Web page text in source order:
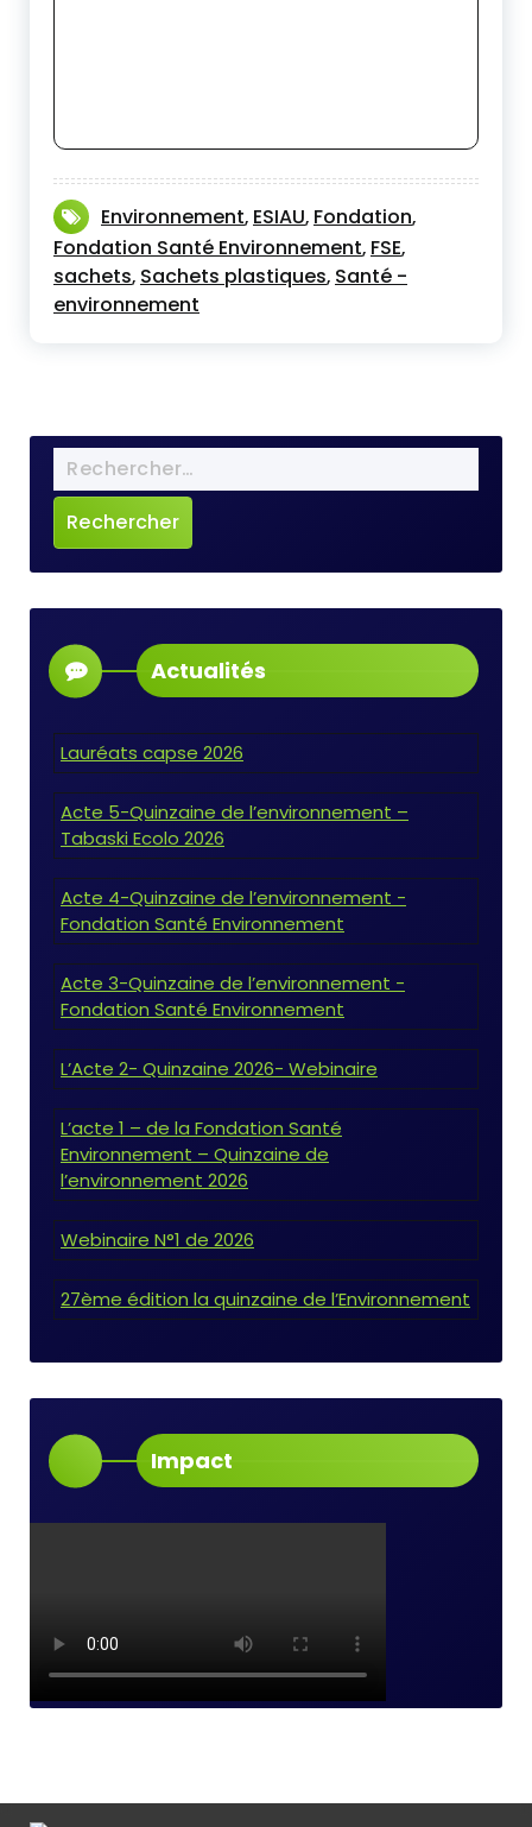
Environnement, ESIAU, Fondation,
Fondation Santé Environnement, FSE,
sachets, Sachets plastiques, Santé -
environnement
Actualités
Lauréats capse 2026
Acte 5-Quinzaine de l’environnement –
Tabaski Ecolo 2026
Acte 4-Quinzaine de l’environnement -
Fondation Santé Environnement
Acte 3-Quinzaine de l’environnement -
Fondation Santé Environnement
L’Acte 2- Quinzaine 2026- Webinaire
L’acte 1 – de la Fondation Santé
Environnement – Quinzaine de
l’environnement 2026
Webinaire N°1 de 2026
27ème édition la quinzaine de l’Environnement
Impact